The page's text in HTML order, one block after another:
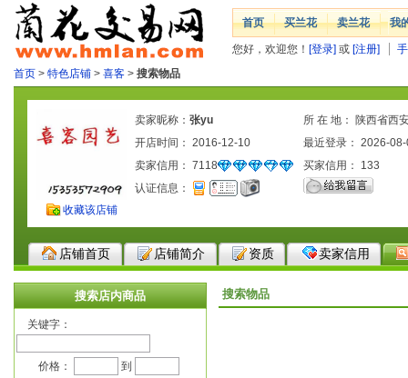
首页 买兰花 卖兰花 我
您好，欢迎您！ [登录] 或 [注册]
首页 > 特色店铺 > 喜客 > 搜索物品
收藏该店铺
卖家昵称： 张yu
所 在 地： 陕西省西
开店时间： 2016-12-10
最近登录： 2026-
卖家信用： 7118 买家信用： 133
认证信息：
店铺首页 店铺简介 资质 卖家信用
搜索店内商品
关键字：
价格： 到
搜索物品